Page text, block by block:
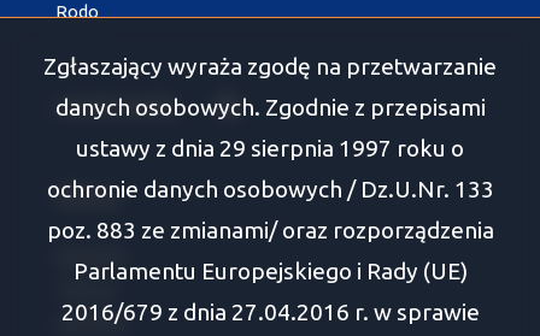
Rodo
social media Facebook
Oferty
Wasilków
Zgłaszający wyraża zgodę na przetwarzanie
danych osobowych. Zgodnie z przepisami
ustawy z dnia 29 sierpnia 1997 roku o
ochronie danych osobowych / Dz.U.Nr. 133
poz. 883 ze zmianami/ oraz rozporządzenia
Parlamentu Europejskiego i Rady (UE)
2016/679 z dnia 27.04.2016 r. w sprawie